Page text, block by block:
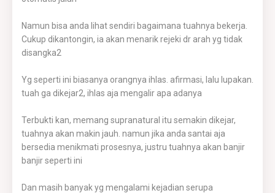
Namun bisa anda lihat sendiri bagaimana tuahnya bekerja.
Cukup dikantongin, ia akan menarik rejeki dr arah yg tidak
disangka2
Yg seperti ini biasanya orangnya ihlas. afirmasi, lalu lupakan.
tuah ga dikejar2, ihlas aja mengalir apa adanya
Terbukti kan, memang supranatural itu semakin dikejar,
tuahnya akan makin jauh. namun jika anda santai aja
bersedia menikmati prosesnya, justru tuahnya akan banjir
banjir seperti ini
Dan masih banyak yg mengalami kejadian serupa